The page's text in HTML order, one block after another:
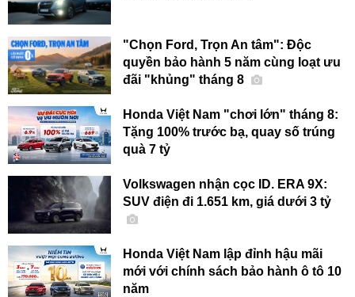
"Chọn Ford, Trọn An tâm": Độc
quyền bảo hành 5 năm cùng loạt ưu
đãi "khủng" tháng 8
Honda Việt Nam "chơi lớn" tháng 8:
Tặng 100% trước bạ, quay số trúng
quà 7 tỷ
Volkswagen nhận cọc ID. ERA 9X:
SUV điện đi 1.651 km, giá dưới 3 tỷ
Honda Việt Nam lập đỉnh hậu mãi
mới với chính sách bảo hành ô tô 10
năm